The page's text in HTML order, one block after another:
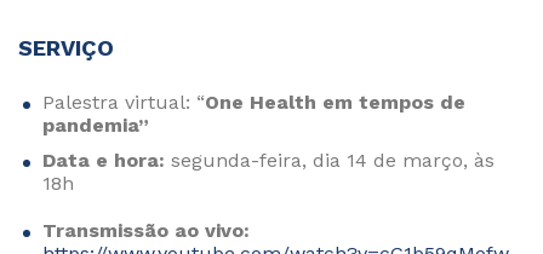
SERVIÇO
Palestra virtual: “One Health em tempos de
pandemia”
Data e hora: segunda-feira, dia 14 de março, às
18h
Transmissão ao vivo: